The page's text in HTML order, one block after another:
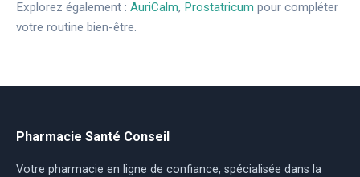
Explorez également : AuriCalm, Prostatricum pour compléter
votre routine bien-être.
Pharmacie Santé Conseil
Votre pharmacie en ligne de confiance, spécialisée dans la